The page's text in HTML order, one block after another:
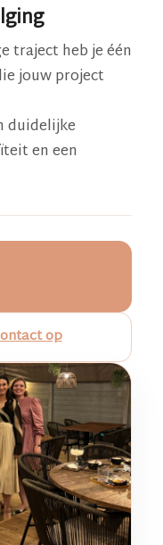
traject heb je één
jouw project
duidelijke
en een
op